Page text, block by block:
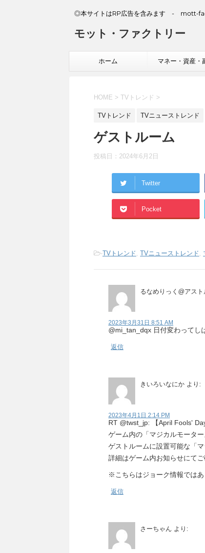
◎本サイトはRP広告を含みます - mott-
モット・ファクトリー
ホーム マネー・資産・
HOME > TVトレンド >
TVトレンド TVニューストレンド
ゲストルーム
投稿日： 2024年6月2日
Twitter
Pocket
-TVトレンド, TVニューストレンド,
るなめりっく@アスト
2023年3月31日 8:51 AM
返信
きいろいなにか より:
2023年4月1日 2:14 PM
RT @twst_jp: 【April Fools' Day
ゲーム内の「マジカルモーター
ゲストルームに設置可能な「
詳細はゲーム内お知らせにてご
※こちらはジョーク情報ではあ
返信
さーちゃん より: